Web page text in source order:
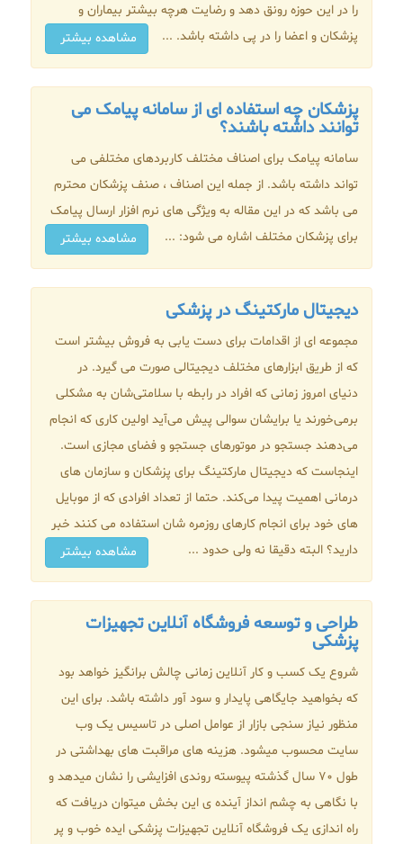
را در این حوزه رونق دهد و رضایت هرچه بیشتر بیماران و
پزشکان و اعضا را در پی داشته باشد. ...
مشاهده بیشتر
پزشکان چه استفاده ای از سامانه پیامک می
توانند داشته باشند؟
سامانه پیامک برای اصناف مختلف کاربردهای مختلفی می
تواند داشته باشد. از جمله این اصناف ، صنف پزشکان محترم
می باشد که در این مقاله به ویژگی های نرم افزار ارسال پیامک
برای پزشکان مختلف اشاره می شود: ...
مشاهده بیشتر
دیجیتال مارکتینگ در پزشکی
مجموعه ای از اقدامات برای دست یابی به فروش بیشتر است
که از طریق ابزارهای مختلف دیجیتالی صورت می گیرد. در
دنیای امروز زمانی که افراد در رابطه با سلامتی‌شان به مشکلی
برمی‌خورند یا برایشان سوالی پیش می‌آید اولین کاری که انجام
می‌دهند جستجو در موتورهای جستجو و فضای مجازی است.
اینجاست که دیجیتال مارکتینگ برای پزشکان و سازمان ‌های
درمانی اهمیت پیدا می‌کند. حتما از تعداد افرادی که از موبایل
های خود برای انجام کارهای روزمره شان استفاده می کنند خبر
دارید؟ البته دقیقا نه ولی حدود ...
مشاهده بیشتر
طراحی و توسعه فروشگاه آنلاین تجهیزات
پزشکی
شروع یک کسب و کار آنلاین زمانی چالش برانگیز خواهد بود
که بخواهید جایگاهی پایدار و سود آور داشته باشد. برای این
منظور نیاز سنجی بازار از عوامل اصلی در تاسیس یک وب
سایت محسوب میشود. هزینه های مراقبت های بهداشتی در
طول 70 سال گذشته پیوسته روندی افزایشی را نشان میدهد و
با نگاهی به چشم انداز آینده ی این بخش میتوان دریافت که
راه اندازی یک فروشگاه آنلاین تجهیزات پزشکی ایده خوب و پر